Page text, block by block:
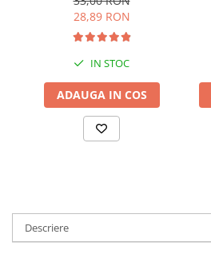
28,89 RON
IN STOC
ADAUGA IN COS
Descriere